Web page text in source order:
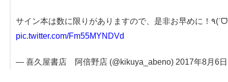
pic.twitter.com/Fm55MYNDVd
— 喜久屋書店 阿倍野店 (@kikuya_abeno) 2017年8月6日